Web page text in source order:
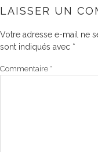
LAISSER UN
Votre adresse e-mail ne
sont indiqués avec *
Commentaire *